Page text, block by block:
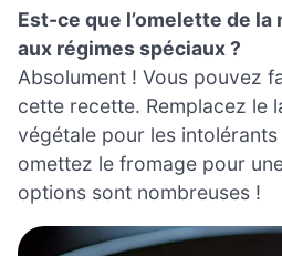
Est-ce que l’omelette de
aux régimes spéciaux ?
Absolument ! Vous pouvez
cette recette. Remplacez le
végétale pour les
omettez le fromage pour
options sont nombreuses !